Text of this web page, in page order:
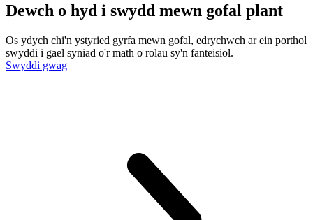
Dewch o hyd i swydd mewn gofal plant
Os ydych chi'n ystyried gyrfa mewn gofal, edrychwch ar ein porthol
swyddi i gael syniad o'r math o rolau sy'n fanteisiol.
Swyddi gwag